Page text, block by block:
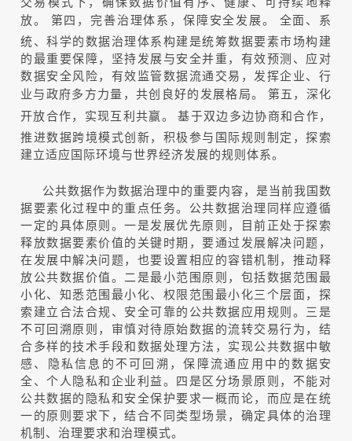
放。
第四，完善治理体系，保障安全发展。
全面、系
统、科学的数据治理体系构建是统筹数据要素市场构建
的最重要保障，坚持发展与安全并重，有效预测、应对
数据安全风险，有效监管数据流通交易，发挥企业、行
业与政府多方力量，共创良好的发展格局。
第五，深化
开放合作，实现互利共赢。
基于双边多边协商和合作，
推进数据跨境模式创新，积极参与国际规则制定，探索
建立适应国际环境与世界经济发展的规则体系。
公共数据作为数据治理中的重要内容，是当前我国数
据要素化过程中的重点任务。公共数据治理同样应遵循
一定的具体原则。一是发展优先原则，目前正处于探索
释放数据要素价值的关键时期，要通过发展解决问题，
在发展中解决问题，也要设置相应的容错机制，推动释
放公共数据价值。二是最小范围原则，包括数据范围最
小化、知悉范围最小化、权限范围最小化三个层面，探
索建立合法合规、安全可靠的公共数据应用规则。三是
不可回溯原则，审慎对待原始数据的流转交易行为，结
合多样的技术手段和数据处理方法，实现公共数据中敏
感、隐私信息的不可回溯，保障流通应用中的数据安
全、个人隐私和企业利益。四是区分场景原则，不能对
公共数据的隐私和安全保护要求一概而论，而应是在统
一的原则要求下，结合不同类型场景，确定具体的治理
机制、治理要求和治理模式。